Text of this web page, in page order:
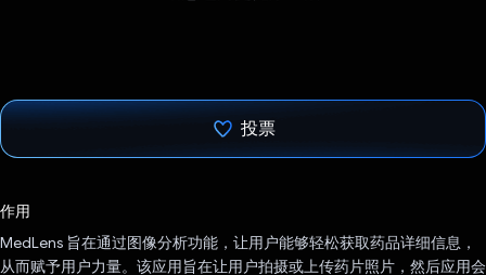
投票
作用
MedLens 旨在通过图像分析功能，让用户能够轻松获取药品详细信息，
从而赋予用户力量。该应用旨在让用户拍摄或上传药片照片，然后应用会